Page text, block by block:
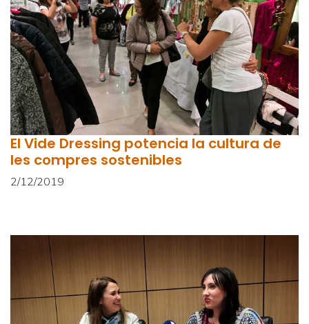
El Vide Dressing potencia la cultura de
les compres sostenibles
2/12/2019